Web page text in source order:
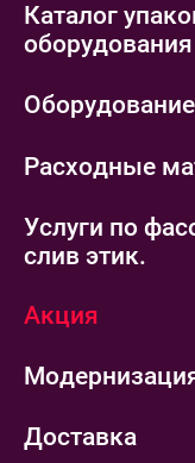
Каталог
оборудования
Оборудование
Расходные
Услуги по
слив этик.
Акция
Доставка